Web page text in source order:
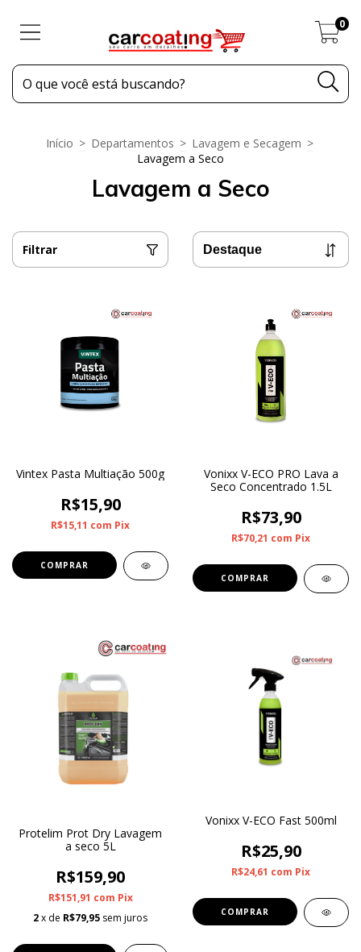
0
Início > Departamentos > Lavagem e Secagem >
Lavagem a Seco
Lavagem a Seco
Filtrar
Vintex Pasta Multiação 500g
R$15,90
R$15,11 com Pix
Vonixx V-ECO PRO Lava a
Seco Concentrado 1.5L
R$73,90
R$70,21 com Pix
Protelim Prot Dry Lavagem
a seco 5L
R$159,90
R$151,91 com Pix
2x de R$79,95 sem juros
Vonixx V-ECO Fast 500ml
R$25,90
R$24,61 com Pix